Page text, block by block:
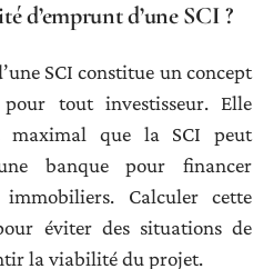
d’emprunt d’une SCI ?
SCI constitue un concept
tout investisseur. Elle
maximal que la SCI peut
banque pour financer
Calculer cette
éviter des situations de
la viabilité du projet.